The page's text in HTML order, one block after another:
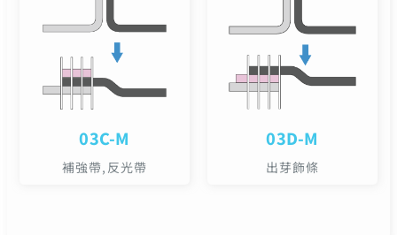
03C-M
補強帶,反光帶
03D-M
出芽飾條